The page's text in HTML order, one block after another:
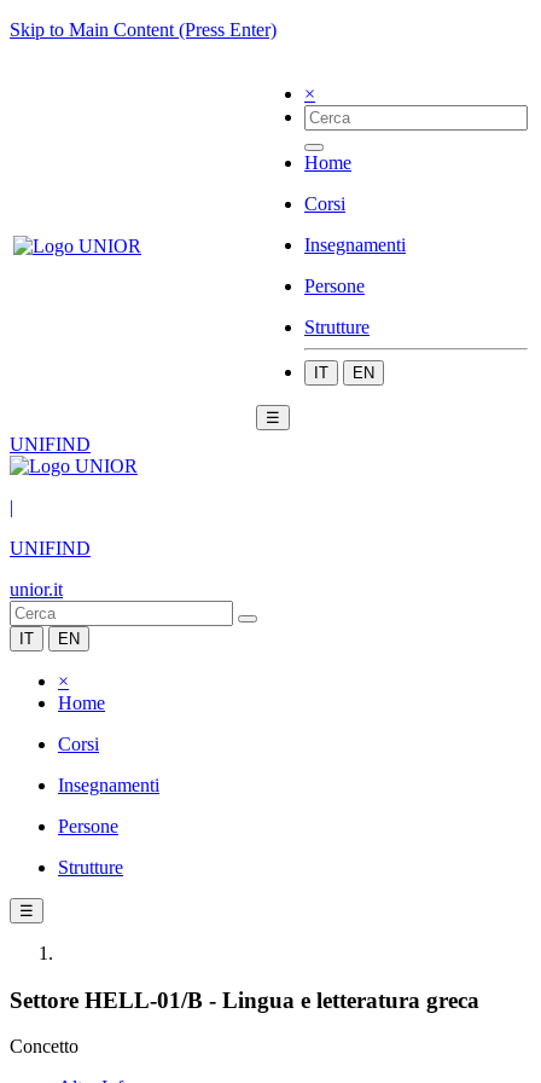
Skip to Main Content (Press Enter)
×
Home
Corsi
Insegnamenti
Persone
Strutture
IT EN
☰
UNIFIND
|
UNIFIND
unior.it
IT EN
×
Home
Corsi
Insegnamenti
Persone
Strutture
☰
Settore HELL-01/B - Lingua e letteratura greca
Concetto